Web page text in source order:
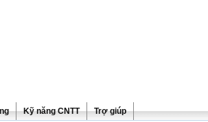
Kỹ năng CNTT Trợ giúp